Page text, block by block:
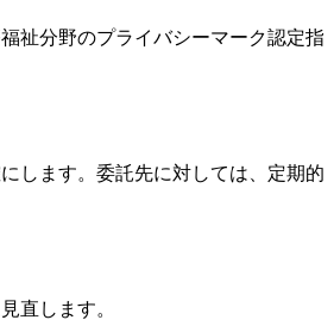
祉分野のプライバシーマーク認定指
します。委託先に対しては、定期的
直します。